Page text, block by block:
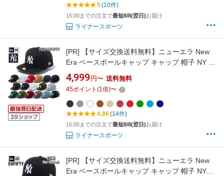
5(10件)
15:00までの注文で最短8/8(翌日)お届け
ライナースポーツ
[PR]
【サイズ交換送料無料】ニューエラ New
Era ベースボールキャップ キャップ 帽子 NY ニ
ューヨーク ヤンキース MLB 59FIFTY 正規品
MLB-59FIFTY
4,999 円〜 送料無料
45ポイント (1倍)〜
4.86(14件)
15:00までの注文で最短8/8(翌日)お届け
ライナースポーツ
[PR]
【サイズ交換送料無料】ニューエラ New
Era ベースボールキャップ キャップ 帽子 NY